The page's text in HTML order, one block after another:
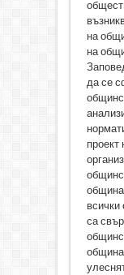
на
на
да се
проект
всички
са